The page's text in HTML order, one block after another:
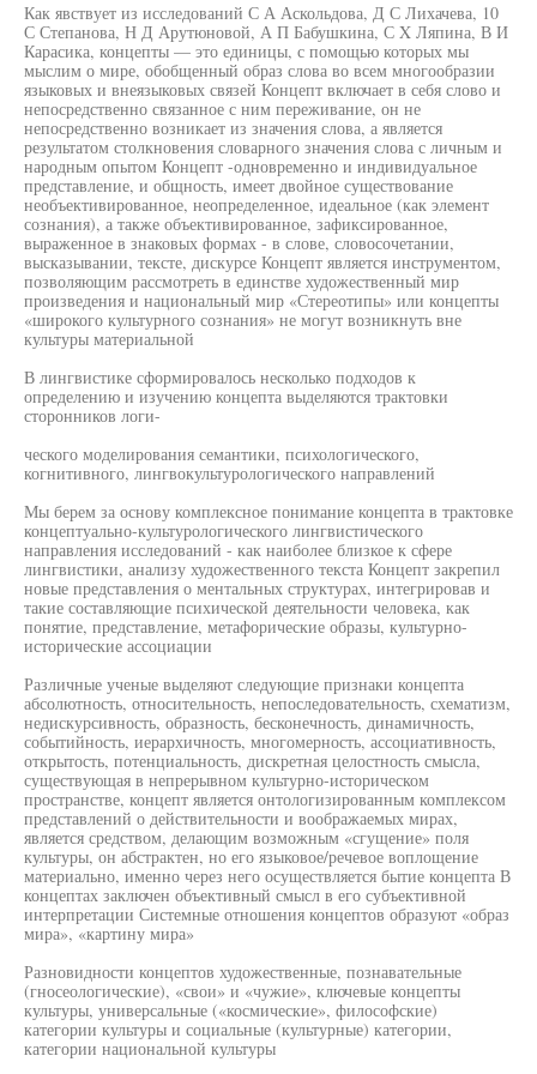
Как явствует из исследований С А Аскольдова, Д С Лихачева, 10
С Степанова, Н Д Арутюновой, А П Бабушкина, С X Ляпина, В И
Карасика, концепты — это единицы, с помощью которых мы
мыслим о мире, обобщенный образ слова во всем многообразии
языковых и внеязыковых связей Концепт включает в себя слово и
непосредственно связанное с ним переживание, он не
непосредственно возникает из значения слова, а является
результатом столкновения словарного значения слова с личным и
народным опытом Концепт -одновременно и индивидуальное
представление, и общность, имеет двойное существование
необъективированное, неопределенное, идеальное (как элемент
сознания), а также объективированное, зафиксированное,
выраженное в знаковых формах - в слове, словосочетании,
высказывании, тексте, дискурсе Концепт является инструментом,
позволяющим рассмотреть в единстве художественный мир
произведения и национальный мир «Стереотипы» или концепты
«широкого культурного сознания» не могут возникнуть вне
культуры материальной
В лингвистике сформировалось несколько подходов к
определению и изучению концепта выделяются трактовки
сторонников логи-
ческого моделирования семантики, психологического,
когнитивного, лингвокультурологического направлений
Мы берем за основу комплексное понимание концепта в трактовке
концептуально-культурологического лингвистического
направления исследований - как наиболее близкое к сфере
лингвистики, анализу художественного текста Концепт закрепил
новые представления о ментальных структурах, интегрировав и
такие составляющие психической деятельности человека, как
понятие, представление, метафорические образы, культурно-
исторические ассоциации
Различные ученые выделяют следующие признаки концепта
абсолютность, относительность, непоследовательность, схематизм,
недискурсивность, образность, бесконечность, динамичность,
событийность, иерархичность, многомерность, ассоциативность,
открытость, потенциальность, дискретная целостность смысла,
существующая в непрерывном культурно-историческом
пространстве, концепт является онтологизированным комплексом
представлений о действительности и воображаемых мирах,
является средством, делающим возможным «сгущение» поля
культуры, он абстрактен, но его языковое/речевое воплощение
материально, именно через него осуществляется бытие концепта В
концептах заключен объективный смысл в его субъективной
интерпретации Системные отношения концептов образуют «образ
мира», «картину мира»
Разновидности концептов художественные, познавательные
(гносеологические), «свои» и «чужие», ключевые концепты
культуры, универсальные («космические», философские)
категории культуры и социальные (культурные) категории,
категории национальной культуры